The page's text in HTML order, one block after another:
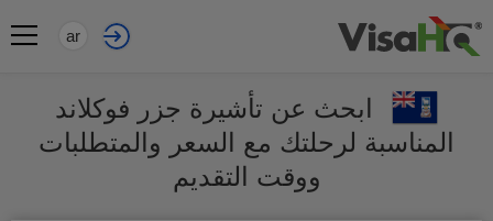
ar
ابحث عن تأشيرة جزر فوكلاند
المناسبة لرحلتك مع السعر والمتطلبات
ووقت التقديم